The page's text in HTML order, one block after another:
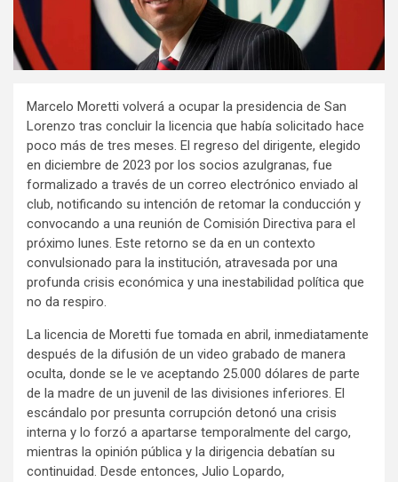
Marcelo Moretti volverá a ocupar la presidencia de San
Lorenzo tras concluir la licencia que había solicitado hace
poco más de tres meses. El regreso del dirigente, elegido
en diciembre de 2023 por los socios azulgranas, fue
formalizado a través de un correo electrónico enviado al
club, notificando su intención de retomar la conducción y
convocando a una reunión de Comisión Directiva para el
próximo lunes. Este retorno se da en un contexto
convulsionado para la institución, atravesada por una
profunda crisis económica y una inestabilidad política que
no da respiro.
La licencia de Moretti fue tomada en abril, inmediatamente
después de la difusión de un video grabado de manera
oculta, donde se le ve aceptando 25.000 dólares de parte
de la madre de un juvenil de las divisiones inferiores. El
escándalo por presunta corrupción detonó una crisis
interna y lo forzó a apartarse temporalmente del cargo,
mientras la opinión pública y la dirigencia debatían su
continuidad. Desde entonces, Julio Lopardo,